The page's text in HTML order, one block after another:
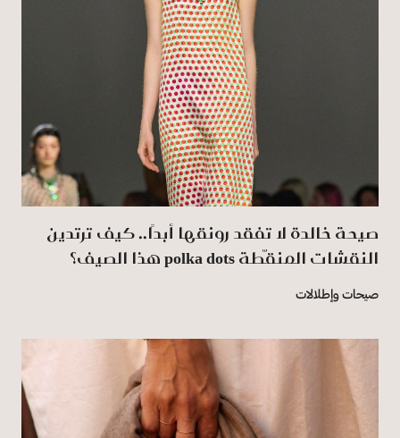
صيحة خالدة لا تفقد رونقها أبدًا.. كيف ترتدين
النقشات المنقّطة polka dots هذا الصيف؟
صيحات وإطلالات